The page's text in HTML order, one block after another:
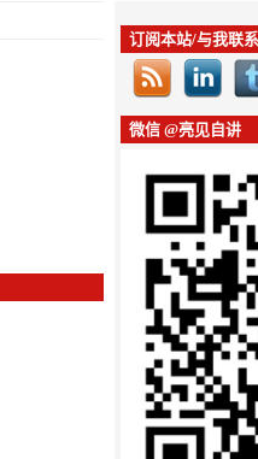
订阅本站/与我联系
微信 @亮见自讲